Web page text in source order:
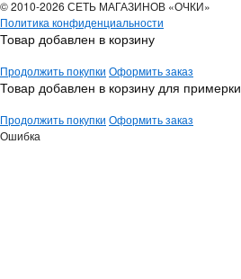
© 2010-2026 СЕТЬ МАГАЗИНОВ «ОЧКИ»
Политика конфиденциальности
Товар добавлен в корзину
Продолжить покупки Оформить заказ
Товар добавлен в корзину для примерки
Продолжить покупки Оформить заказ
Ошибка